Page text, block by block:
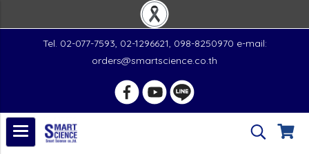
Tel. 02-077-7593, 02-1296621, 098-8250970 e-mail:
orders@smartscience.co.th